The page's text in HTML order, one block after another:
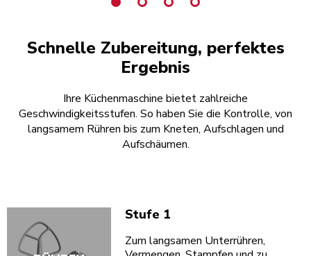
Schnelle Zubereitung, perfektes
Ergebnis
Ihre Küchenmaschine bietet zahlreiche
Geschwindigkeitsstufen. So haben Sie die Kontrolle, von
langsamem Rühren bis zum Kneten, Aufschlagen und
Aufschäumen.
Stufe 1
Zum langsamen Unterrühren,